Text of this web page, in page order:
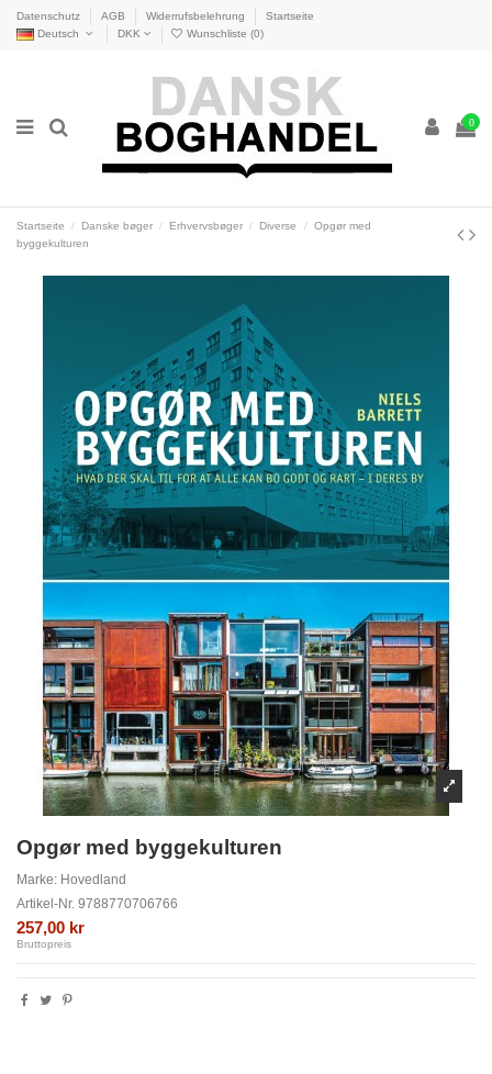
Datenschutz AGB Widerrufsbelehrung
Startseite
Deutsch
DKK Wunschliste (0)
0
Startseite Danske bøger Erhvervsbøger Diverse
Opgør med
byggekulturen
Opgør med byggekulturen
Marke: Hovedland
Artikel-Nr. 9788770706766
257,00 kr
Bruttopreis